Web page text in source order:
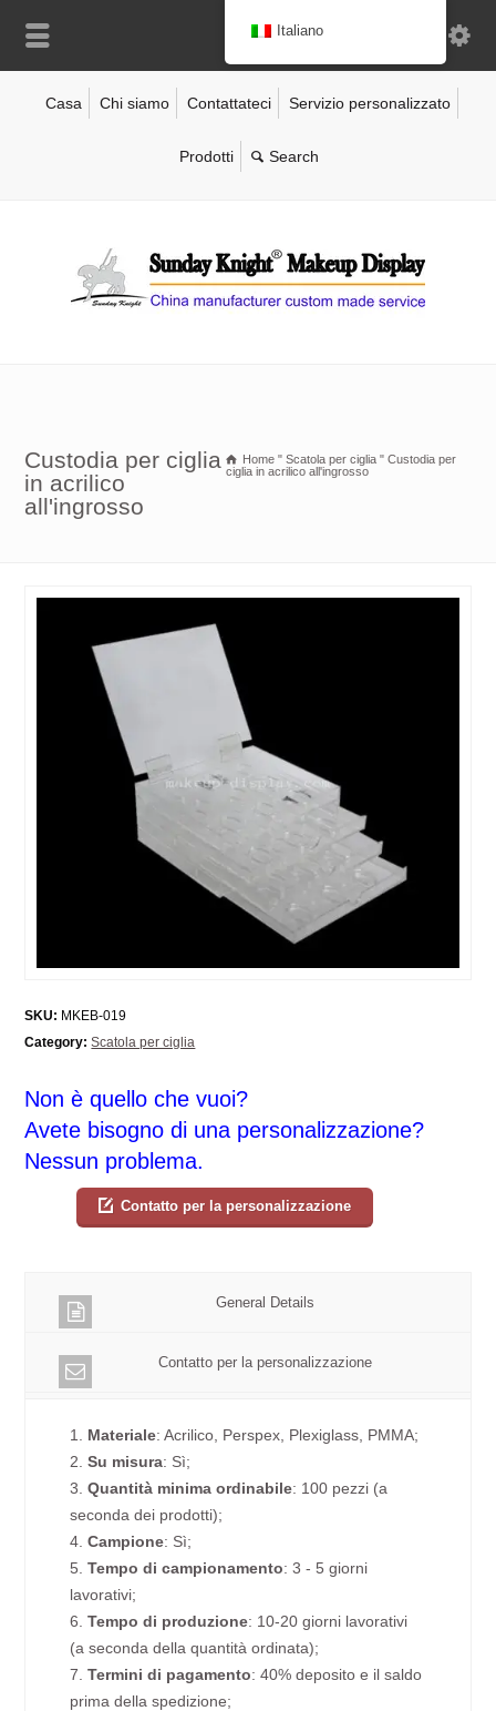
Casa Chi siamo Contattateci Servizio personalizzato
Prodotti
Custodia per ciglia
in acrilico
all'ingrosso
Home " Scatola per ciglia " Custodia per
ciglia in acrilico all'ingrosso
SKU: MKEB-019
Category: Scatola per ciglia
Non è quello che vuoi?
Avete bisogno di una personalizzazione?
Nessun problema.
Contatto per la personalizzazione
General Details
Contatto per la personalizzazione
1. Materiale: Acrilico, Perspex, Plexiglass, PMMA;
2.Su misura: Sì;
3.Quantità minima ordinabile: 100 pezzi (a
seconda dei prodotti);
4.Campione: Sì;
5. Tempo di campionamento: 3 - 5 giorni
lavorativi;
6.Tempo di produzione: 10-20 giorni lavorativi
(a seconda della quantità ordinata);
7.Termini di pagamento: 40% deposito e il saldo
prima della spedizione;
Italiano